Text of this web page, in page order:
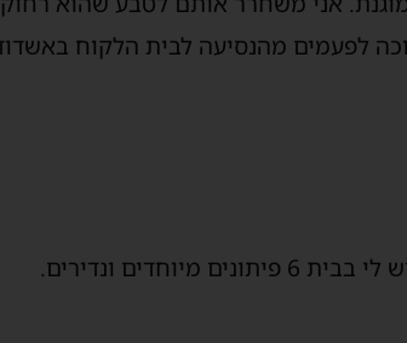
לפעמים מהנסיעה לבית הלקוח